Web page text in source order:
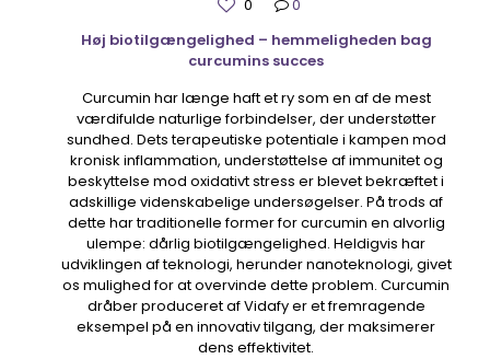
0
0
Høj biotilgængelighed – hemmeligheden bag
curcumins succes
Curcumin har længe haft et ry som en af ​​de mest
værdifulde naturlige forbindelser, der understøtter
sundhed. Dets terapeutiske potentiale i kampen mod
kronisk inflammation, understøttelse af immunitet og
beskyttelse mod oxidativt stress er blevet bekræftet i
adskillige videnskabelige undersøgelser. På trods af
dette har traditionelle former for curcumin en alvorlig
ulempe: dårlig biotilgængelighed. Heldigvis har
udviklingen af ​​teknologi, herunder nanoteknologi, givet
os mulighed for at overvinde dette problem. Curcumin
dråber produceret af Vidafy er et fremragende
eksempel på en innovativ tilgang, der maksimerer
dens effektivitet.